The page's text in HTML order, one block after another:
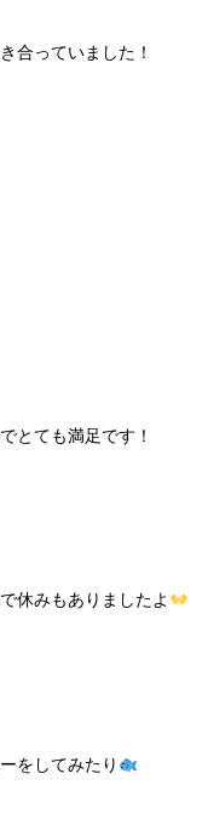
合っていました！
とても満足です！
休みもありましたよ
をしてみたり